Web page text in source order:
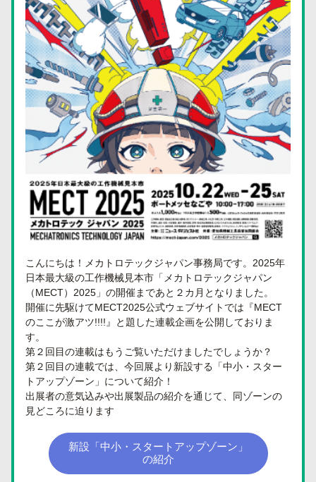
こんにちは！メカトロテックジャパン事務局です。2025年
日本最大級の工作機械見本市「メカトロテックジャパン
（MECT）2025」の開催まであと２カ月となりました。
開催に先駆けてMECT2025公式ウェブサイトでは『MECT
のここが激アツ!!!!』と題した連載企画を公開しておりま
す。
第２回目の連載はもうご覧いただけましたでしょうか？
第２回目の連載では、今回展より新設する「中小・スター
トアップゾーン」について紹介！
出展者の意気込みや出展製品の紹介を通じて、同ゾーンの
見どころに迫ります
新設「中小・スタートアップゾーン」
の紹介